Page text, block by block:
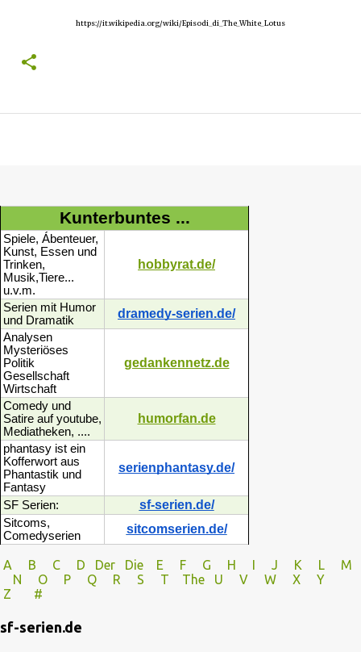
https://it.wikipedia.org/wiki/Episodi_di_The_White_Lotus
Kunterbuntes ...
Spiele, Ábenteuer,
Kunst, Essen und
Trinken,
Musik,Tiere...
u.v.m.
hobbyrat.de/
Serien mit Humor
und Dramatik
dramedy-serien.de/
Analysen
Mysteriöses
Politik
Gesellschaft
Wirtschaft
gedankennetz.de
Comedy und
Satire auf youtube,
Mediatheken, ....
humorfan.de
phantasy ist ein
Kofferwort aus
Phantastik und
Fantasy
serienphantasy.de/
SF Serien: sf-serien.de/
Sitcoms,
Comedyserien
sitcomserien.de/
A B C D Der Die E F G H I J K L
M
N
O P Q R S T The U V
W X Y
Z
#
sf-serien.de